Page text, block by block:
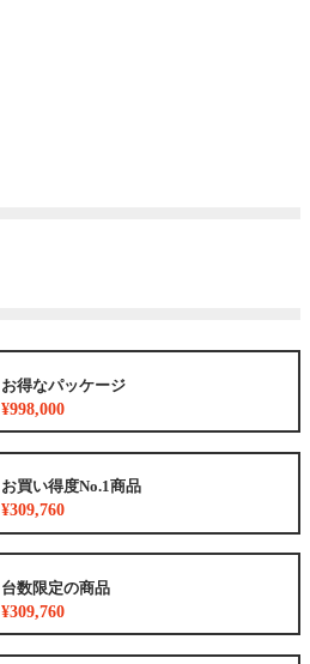
お得なパッケージ
¥998,000
お買い得度No.1商品
¥309,760
台数限定の商品
¥309,760